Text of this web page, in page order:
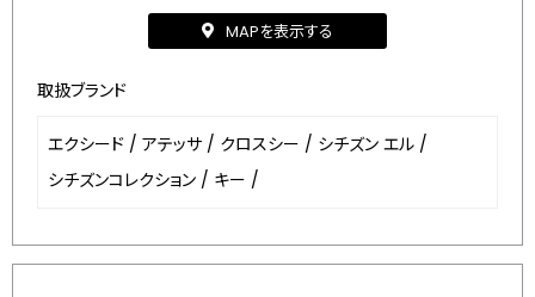
MAPを表示する
取扱ブランド
エクシード / アテッサ / クロスシー / シチズン エル /
シチズンコレクション / キー /